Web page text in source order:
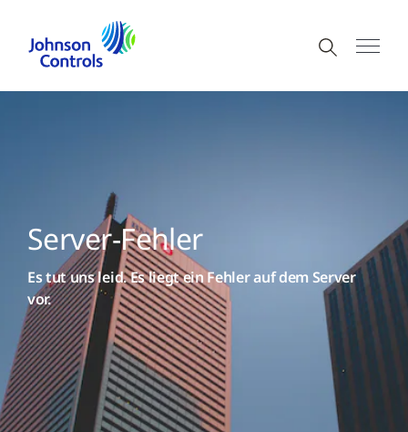
Server-Fehler
Es tut uns leid. Es liegt ein Fehler auf dem Server
vor.